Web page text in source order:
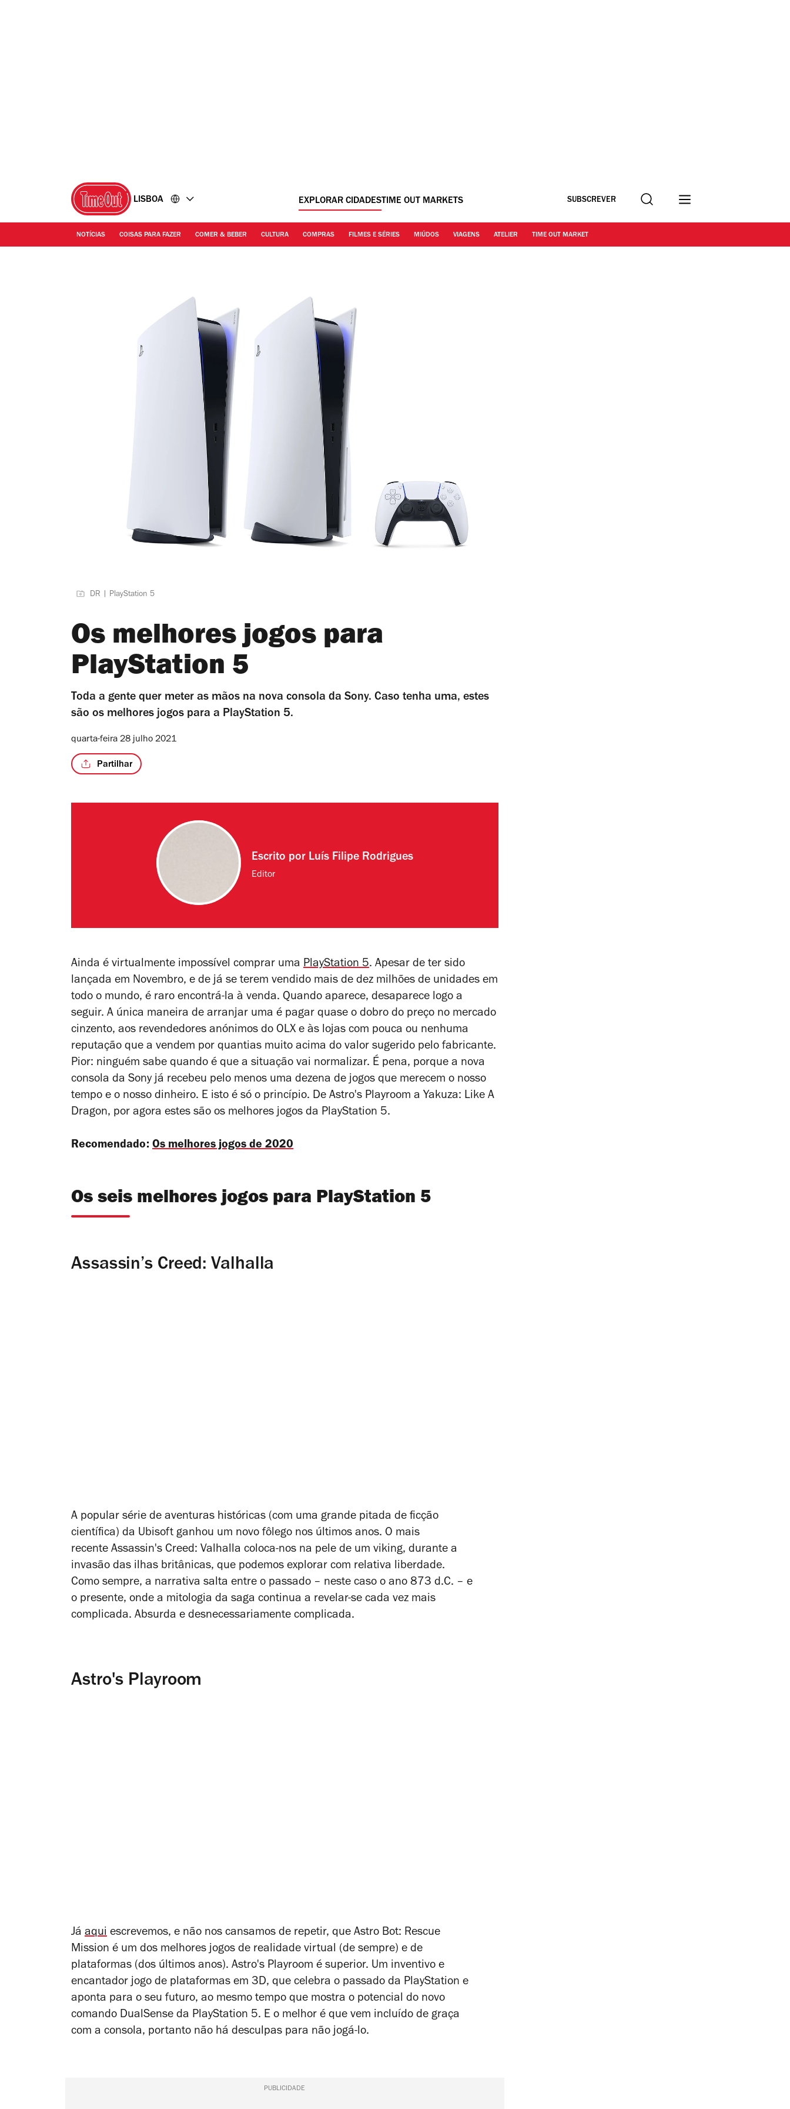
LISBOA EXPLORAR CIDADESTIME OUT MARKETS SUBSCREVER Procurar
NOTÍCIAS COISAS PARA FAZER COMER & BEBER CULTURA COMPRAS FILMES E SÉRIES MIÚDOS VIAGENS ATELIER TIME OUT MARKET
DR | PlayStation 5
Os melhores jogos para
PlayStation 5
Toda a gente quer meter as mãos na nova consola da Sony. Caso tenha uma, estes
são os melhores jogos para a PlayStation 5.
quarta-feira 28 julho 2021
Partilhar
Escrito por Luís Filipe Rodrigues
Editor
Ainda é virtualmente impossível comprar uma PlayStation 5. Apesar de ter sido
lançada em Novembro, e de já se terem vendido mais de dez milhões de unidades em
todo o mundo, é raro encontrá-la à venda. Quando aparece, desaparece logo a
seguir. A única maneira de arranjar uma é pagar quase o dobro do preço no mercado
cinzento, aos revendedores anónimos do OLX e às lojas com pouca ou nenhuma
reputação que a vendem por quantias muito acima do valor sugerido pelo fabricante.
Pior: ninguém sabe quando é que a situação vai normalizar. É pena, porque a nova
consola da Sony já recebeu pelo menos uma dezena de jogos que merecem o nosso
tempo e o nosso dinheiro. E isto é só o princípio. De Astro's Playroom a Yakuza: Like A
Dragon, por agora estes são os melhores jogos da PlayStation 5.
Recomendado: Os melhores jogos de 2020
Os seis melhores jogos para PlayStation 5
Assassin’s Creed: Valhalla
A popular série de aventuras históricas (com uma grande pitada de ficção
científica) da Ubisoft ganhou um novo fôlego nos últimos anos. O mais
recente Assassin's Creed: Valhalla coloca-nos na pele de um viking, durante a
invasão das ilhas britânicas, que podemos explorar com relativa liberdade.
Como sempre, a narrativa salta entre o passado – neste caso o ano 873 d.C. – e
o presente, onde a mitologia da saga continua a revelar-se cada vez mais
complicada. Absurda e desnecessariamente complicada.
Astro's Playroom
Já aqui escrevemos, e não nos cansamos de repetir, que Astro Bot: Rescue
Mission é um dos melhores jogos de realidade virtual (de sempre) e de
plataformas (dos últimos anos). Astro's Playroom é superior. Um inventivo e
encantador jogo de plataformas em 3D, que celebra o passado da PlayStation e
aponta para o seu futuro, ao mesmo tempo que mostra o potencial do novo
comando DualSense da PlayStation 5. E o melhor é que vem incluído de graça
com a consola, portanto não há desculpas para não jogá-lo.
PUBLICIDADE